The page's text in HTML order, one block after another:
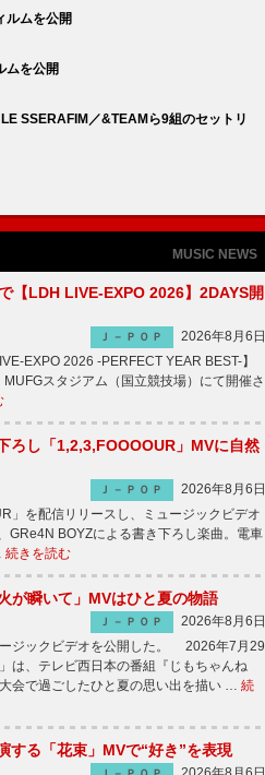
ルムを公開
ムを公開
SSERAFIM／&TEAMら9組のセットリ
MUSIC NEWS
【LDH LIVE-EXPO 2026】2DAYS開
Ｊ－ＰＯＰ
2026年8月6日
EXPO 2026 -PERFECT YEAR BEST-】
スタジアム（国立競技場）にて開催さ
ろし「1,2,3,FOOOOUR」MVに自然
Ｊ－ＰＯＰ
2026年8月6日
」を配信リリースし、ミュージックビデオ
BOYZによる書き下ろし楽曲。電車
続きを読む
が瞬いて」MVはひと夏の物語
Ｊ－ＰＯＰ
2026年8月6日
ジックビデオを公開した。 2026年7月29
は、テレビ西日本の番組『じもちゃんね
会で過ごしたひと夏の思い出を描い … 続
る「花束」MVで“好き”を表現